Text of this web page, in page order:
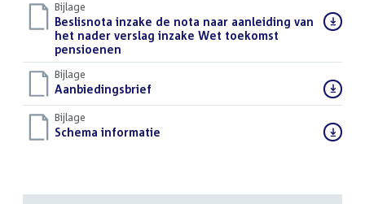
Bijlage
Download
bestand:
Beslisnota inzake de nota naar aanleiding van
het nader verslag inzake Wet toekomst
pensioenen
Bijlage
Download
bestand:
Aanbiedingsbrief
Bijlage
Download
Schema informatie